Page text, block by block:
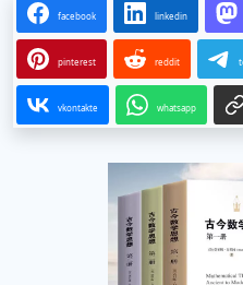
facebook linkedin
pinterest reddit
vkontakte whatsapp